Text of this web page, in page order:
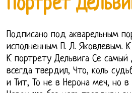
Портрет
Подписано под акварельным
исполненным П. Л. Яковлевым.
К портрету Дельвига Се самый
всегда твердил, Что, коль
и Тит, То не в Нерона меч, но в